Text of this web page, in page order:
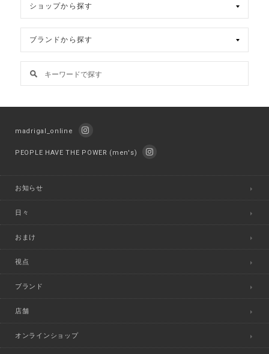
madrigal_online
PEOPLE HAVE THE POWER (men's)
お知らせ
日々
おまけ
視点
ブランド
店舗
オンラインショップ